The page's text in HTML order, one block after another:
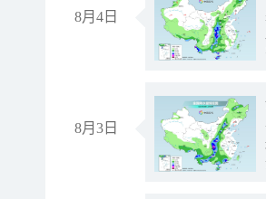
8月4日
8月3日